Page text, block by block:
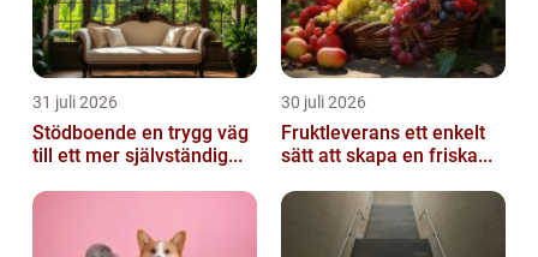
31 juli 2026
Stödboende en trygg väg
till ett mer självständig...
30 juli 2026
Fruktleverans ett enkelt
sätt att skapa en friska...